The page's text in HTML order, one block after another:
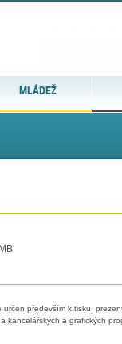
MLÁDEŽ
především k tisku,
kancelářských a grafických